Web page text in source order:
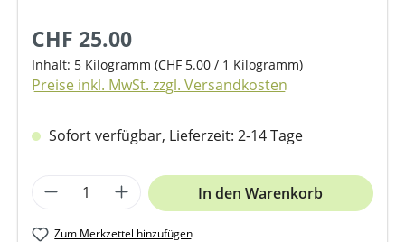
CHF 25.00
Inhalt: 5 Kilogramm (CHF 5.00 / 1 Kilogramm)
Preise inkl. MwSt. zzgl. Versandkosten
Sofort verfügbar, Lieferzeit: 2-14 Tage
Produkt Anzahl: Gib den
In den Warenkorb
Zum Merkzettel hinzufügen